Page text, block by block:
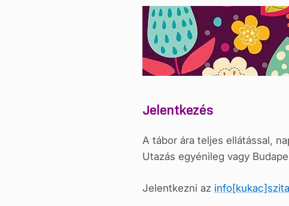
Jelentkezés
A tábor ára teljes ellátással,
Utazás egyénileg vagy
Jelentkezni az